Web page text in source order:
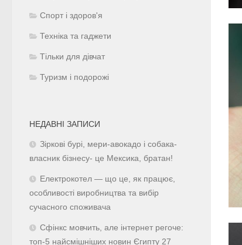
Спорт і здоров'я
Техніка та гаджети
Тільки для дівчат
Туризм і подорожі
НЕДАВНІ ЗАПИСИ
Зіркові бурі, мери-авокадо і собака-
власник бізнесу- це Мексика, братан!
Електрокотел — що це, як працює,
особливості виробництва та вибір
сучасного споживача
Сфінкс мовчить, але інтернет регоче:
топ-5 найсмішніших новин Єгипту 27